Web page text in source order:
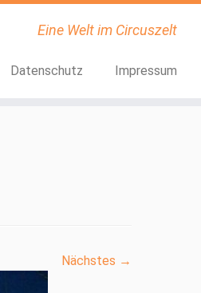
Eine Welt im Circuszelt
Datenschutz Impressum
Nächstes →